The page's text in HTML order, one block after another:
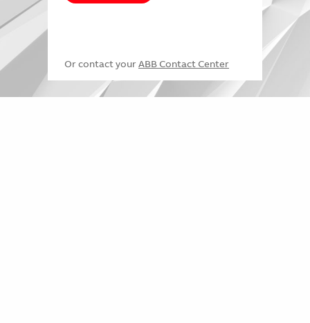
Or contact your ABB Contact Center